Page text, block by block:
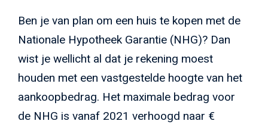
Ben je van plan om een huis te kopen met de
Nationale Hypotheek Garantie (NHG)? Dan
wist je wellicht al dat je rekening moest
houden met een vastgestelde hoogte van het
aankoopbedrag. Het maximale bedrag voor
de NHG is vanaf 2021 verhoogd naar €